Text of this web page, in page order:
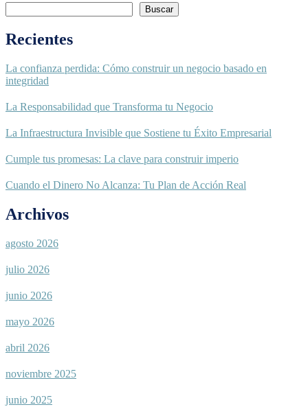
Buscar
Recientes
La confianza perdida: Cómo construir un negocio basado en
integridad
La Responsabilidad que Transforma tu Negocio
La Infraestructura Invisible que Sostiene tu Éxito Empresarial
Cumple tus promesas: La clave para construir imperio
Cuando el Dinero No Alcanza: Tu Plan de Acción Real
Archivos
agosto 2026
julio 2026
junio 2026
mayo 2026
abril 2026
noviembre 2025
junio 2025